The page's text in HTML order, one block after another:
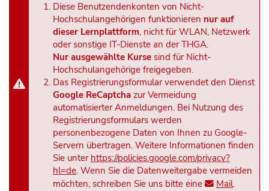
Diese Benutzendenkonten von Nicht-
Hochschulangehörigen funktionieren nur auf
dieser Lernplattform, nicht für WLAN, Netzwerk
oder sonstige IT-Dienste an der THGA.
Nur ausgewählte Kurse sind für Nicht-
Hochschulangehörige freigegeben.
Das Registrierungsformular verwendet den Dienst
Google ReCaptcha zur Vermeidung
automatisierter Anmeldungen. Bei Nutzung des
Registrierungsformulars werden
personenbezogene Daten von Ihnen zu Google-
Servern übertragen. Weitere Informationen finden
Sie unter https://policies.google.com/privacy?
hl=de. Wenn Sie die Datenweitergabe vermeiden
möchten, schreiben Sie uns bitte eine
Mail.